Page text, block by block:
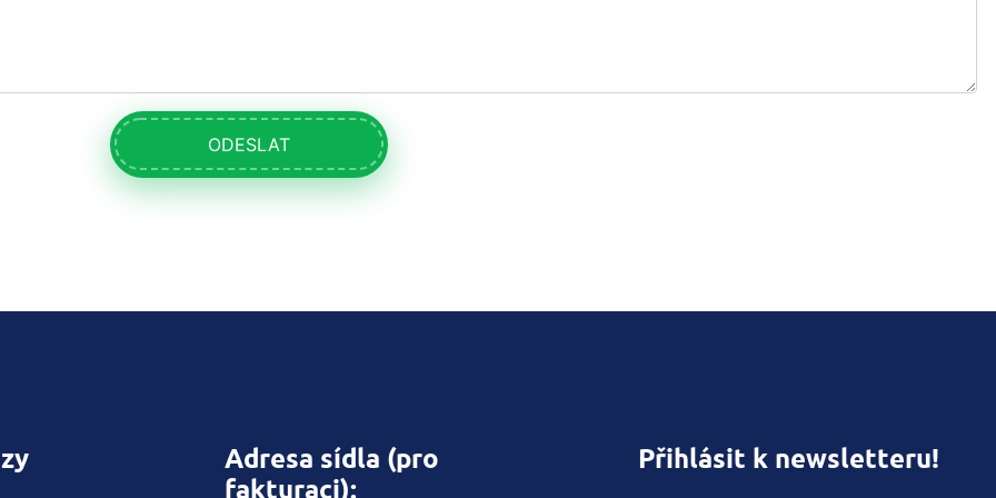
ODESLAT
Adresa sídla (pro
Přihlásit k newsletteru!